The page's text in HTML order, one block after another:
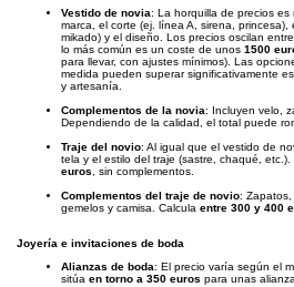
Vestido de novia: La horquilla de precios es
marca, el corte (ej. línea A, sirena, princesa),
mikado) y el diseño. Los precios oscilan
lo más común es un coste de unos 1500
para llevar, con ajustes mínimos). Las
medida pueden superar significativamente
y artesanía.
Complementos de la novia: Incluyen velo,
Dependiendo de la calidad, el total puede
Traje del novio: Al igual que el vestido de
tela y el estilo del traje (sastre, chaqué, etc.).
euros , sin complementos.
Complementos del traje de novio: Zapatos,
gemelos y camisa. Calcula entre 300 y 400
Joyería e invitaciones de boda
Alianzas de boda: El precio varía según el
sitúa en torno a 350 euros para unas